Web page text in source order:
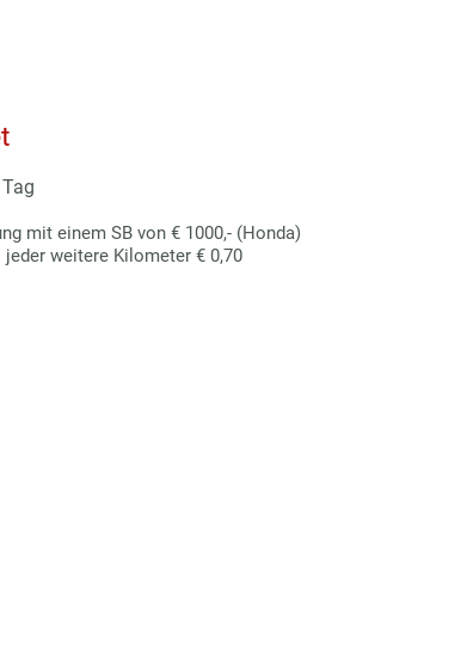
mit einem SB von € 1000,- (Honda)
weitere Kilometer € 0,70